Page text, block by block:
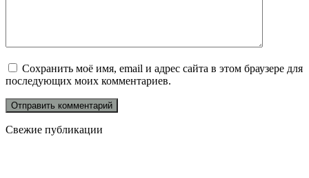
Сохранить моё имя, email и адрес сайта в этом браузере для
последующих моих комментариев.
Свежие публикации